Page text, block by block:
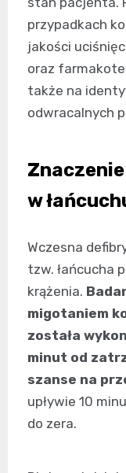
przypadkach
jakości
oraz
także na
odwracalnych
w
Wczesna
tzw. łańcucha
krążenia.
migotaniem
została
minut od
szanse na
upływie 10
do zera.